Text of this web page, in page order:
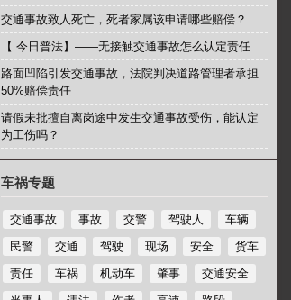
交通事故致人死亡，死者家属该申请哪些赔偿？
【 今日普法】——无接触交通事故怎么认定责任
路面凹陷引发交通事故，法院判决道路管理者承担
50%赔偿责任
请假未批擅自离岗途中发生交通事故受伤，能认定
为工伤吗？
车祸专题
交通事故 事故 交警 驾驶人
车辆
民警
交通 驾驶 现场 安全
货车
责任
车祸 机动车 肇事
交通安全